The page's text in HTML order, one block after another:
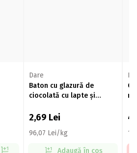
Dare
Baton cu glazură de
ciocolată cu lapte și
28g
2,69 Lei
96,07 Lei/kg
Adaugă în coș